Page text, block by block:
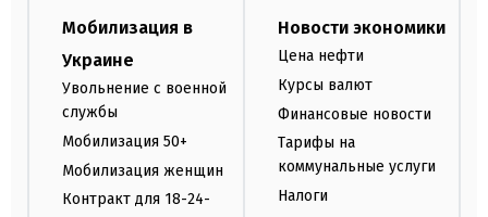
Мобилизация в
Украине
Увольнение с военной
службы
Мобилизация 50+
Мобилизация женщин
Контракт для 18-24-
Новости экономики
Цена нефти
Курсы валют
Финансовые новости
Тарифы на
коммунальные услуги
Налоги